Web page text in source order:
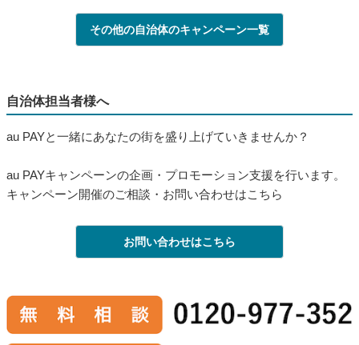
その他の自治体のキャンペーン一覧
自治体担当者様へ
au PAYと一緒にあなたの街を盛り上げていきませんか？
au PAYキャンペーンの企画・プロモーション支援を行います。
キャンペーン開催のご相談・お問い合わせはこちら
お問い合わせはこちら